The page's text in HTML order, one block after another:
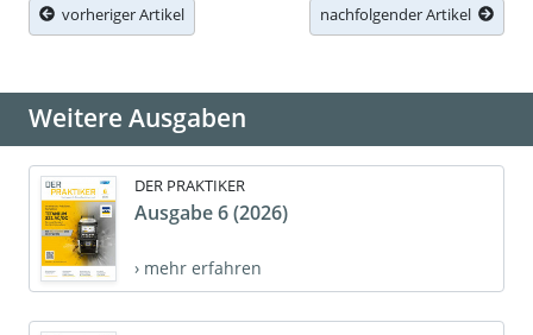
vorheriger Artikel nachfolgender Artikel
Weitere Ausgaben
DER PRAKTIKER
Ausgabe 6 (2026)
› mehr erfahren